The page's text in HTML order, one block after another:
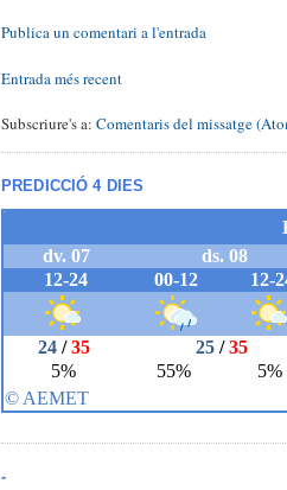
Publica un comentari a l'entrada
Entrada més recent
Subscriure's a: Comentaris del missatge
PREDICCIÓ 4 DIES
-